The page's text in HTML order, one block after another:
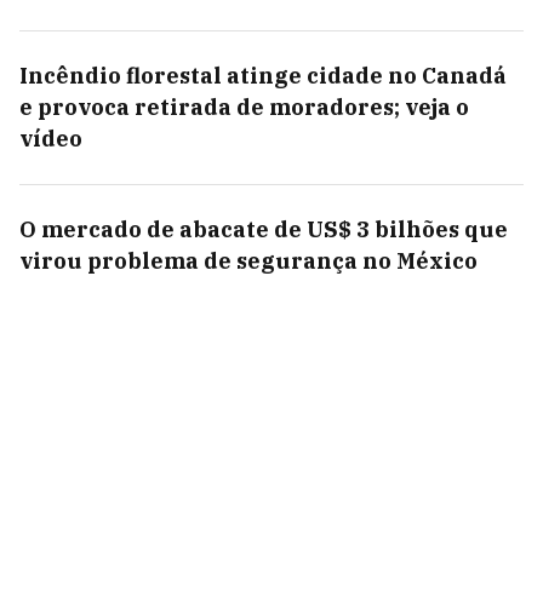
Incêndio florestal atinge cidade no Canadá
e provoca retirada de moradores; veja o
vídeo
O mercado de abacate de US$ 3 bilhões que
virou problema de segurança no México